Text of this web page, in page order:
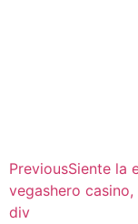
PreviousSiente la
vegashero
div